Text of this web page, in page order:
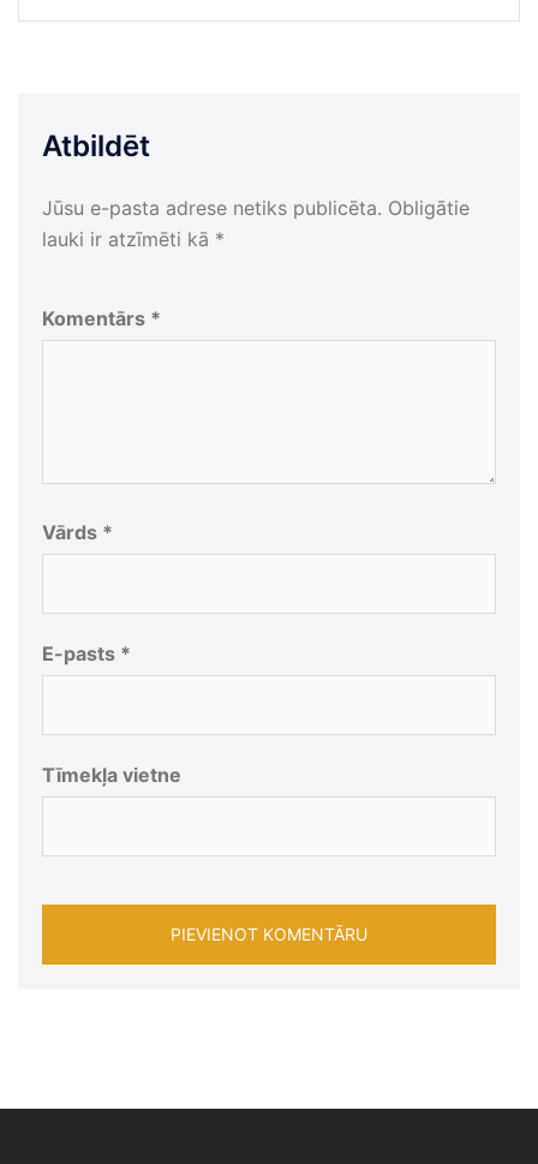
Atbildēt
Jūsu e-pasta adrese netiks publicēta. Obligātie
lauki ir atzīmēti kā *
Komentārs *
Vārds *
E-pasts *
Tīmekļa vietne